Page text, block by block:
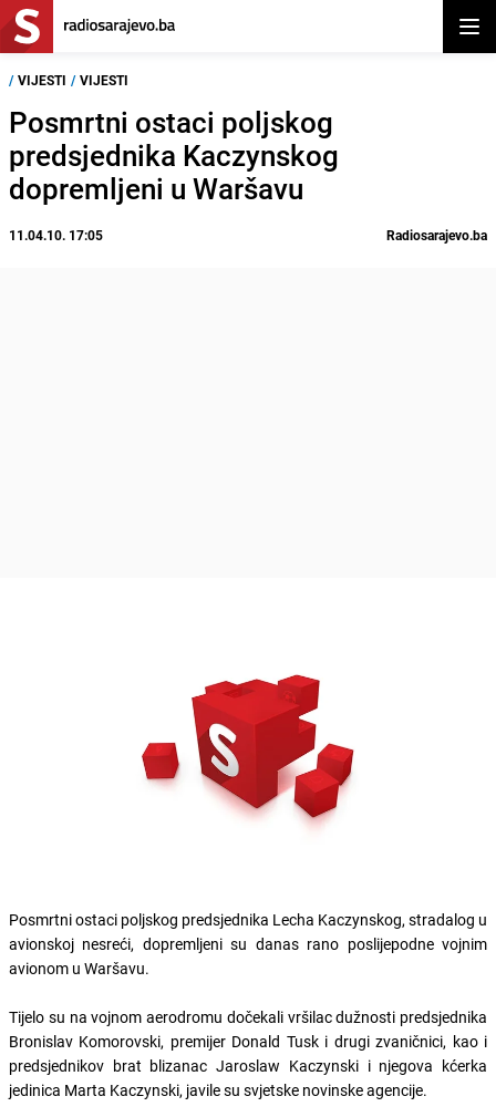
/ VIJESTI / VIJESTI
Posmrtni ostaci poljskog
predsjednika Kaczynskog
dopremljeni u Waršavu
11.04.10. 17:05 Radiosarajevo.ba
Posmrtni ostaci poljskog predsjednika Lecha Kaczynskog, stradalog u
avionskoj nesreći, dopremljeni su danas rano poslijepodne vojnim
avionom u Waršavu.
Tijelo su na vojnom aerodromu dočekali vršilac dužnosti predsjednika
Bronislav Komorovski, premijer Donald Tusk i drugi zvaničnici, kao i
predsjednikov brat blizanac Jaroslaw Kaczynski i njegova kćerka
jedinica Marta Kaczynski, javile su svjetske novinske agencije.